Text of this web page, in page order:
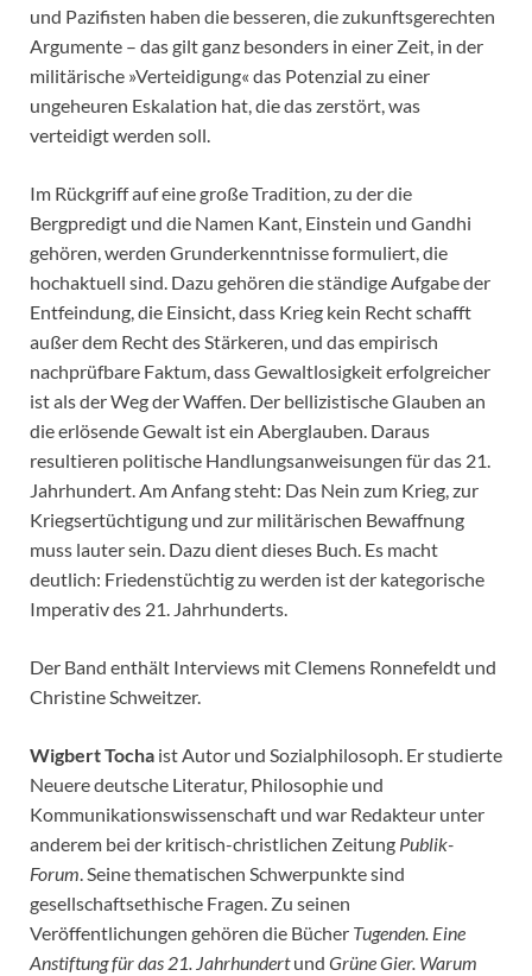
und Pazifisten haben die besseren, die zukunftsgerechten
Argumente – das gilt ganz besonders in einer Zeit, in der
militärische »Verteidigung« das Potenzial zu einer
ungeheuren Eskalation hat, die das zerstört, was
verteidigt werden soll.
Im Rückgriff auf eine große Tradition, zu der die
Bergpredigt und die Namen Kant, Einstein und Gandhi
gehören, werden Grunderkenntnisse formuliert, die
hochaktuell sind. Dazu gehören die ständige Aufgabe der
Entfeindung, die Einsicht, dass Krieg kein Recht schafft
außer dem Recht des Stärkeren, und das empirisch
nachprüfbare Faktum, dass Gewaltlosigkeit erfolgreicher
ist als der Weg der Waffen. Der bellizistische Glauben an
die erlösende Gewalt ist ein Aberglauben. Daraus
resultieren politische Handlungsanweisungen für das 21.
Jahrhundert. Am Anfang steht: Das Nein zum Krieg, zur
Kriegsertüchtigung und zur militärischen Bewaffnung
muss lauter sein. Dazu dient dieses Buch. Es macht
deutlich: Friedenstüchtig zu werden ist der kategorische
Imperativ des 21. Jahrhunderts.
Der Band enthält Interviews mit Clemens Ronnefeldt und
Christine Schweitzer.
Wigbert Tocha ist Autor und Sozialphilosoph. Er studierte
Neuere deutsche Literatur, Philosophie und
Kommunikationswissenschaft und war Redakteur unter
anderem bei der kritisch-christlichen Zeitung Publik-
Forum. Seine thematischen Schwerpunkte sind
gesellschaftsethische Fragen. Zu seinen
Veröffentlichungen gehören die Bücher Tugenden. Eine
Anstiftung für das 21. Jahrhundertund Grüne Gier. Warum